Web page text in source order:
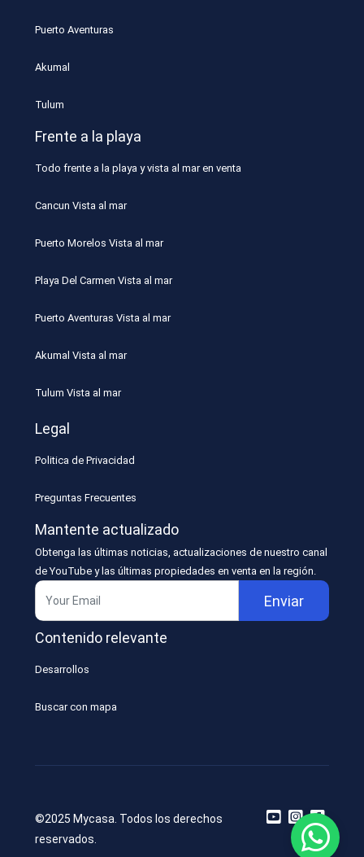
Puerto Aventuras
Akumal
Tulum
Frente a la playa
Todo frente a la playa y vista al mar en venta
Cancun Vista al mar
Puerto Morelos Vista al mar
Playa Del Carmen Vista al mar
Puerto Aventuras Vista al mar
Akumal Vista al mar
Tulum Vista al mar
Legal
Politica de Privacidad
Preguntas Frecuentes
Mantente actualizado
Obtenga las últimas noticias, actualizaciones de nuestro canal
de YouTube y las últimas propiedades en venta en la región.
Enviar
Contenido relevante
Desarrollos
Buscar con mapa
©2025 Mycasa. Todos los derechos
reservados.